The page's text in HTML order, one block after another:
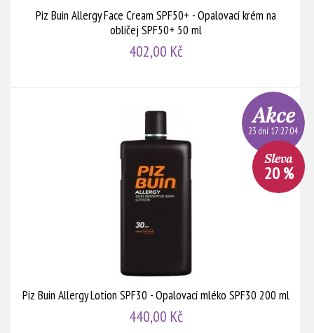
Piz Buin Allergy Face Cream SPF50+ - Opalovací krém na
obličej SPF50+ 50 ml
402,00 Kč
Piz Buin Allergy Lotion SPF30 - Opalovací mléko SPF30 200 ml
440,00 Kč
23 dní 17:27:03
20 %